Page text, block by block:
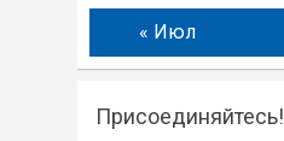
« Июл
Присоединяйтесь!